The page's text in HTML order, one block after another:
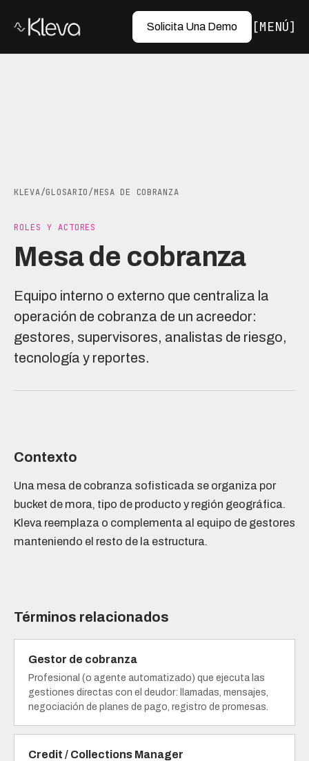
Solicita Una Demo MENÚ
KLEVA/GLOSARIO/MESA DE COBRANZA
ROLES Y ACTORES
Mesa de cobranza
Equipo interno o externo que centraliza la
operación de cobranza de un acreedor:
gestores, supervisores, analistas de riesgo,
tecnología y reportes.
Contexto
Una mesa de cobranza sofisticada se organiza por
bucket de mora, tipo de producto y región geográfica.
Kleva reemplaza o complementa al equipo de gestores
manteniendo el resto de la estructura.
Términos relacionados
Gestor de cobranza
Profesional (o agente automatizado) que ejecuta las
gestiones directas con el deudor: llamadas, mensajes,
negociación de planes de pago, registro de promesas.
Credit / Collections Manager